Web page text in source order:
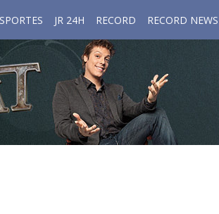
JR 24H RECORD RECORD NEWS